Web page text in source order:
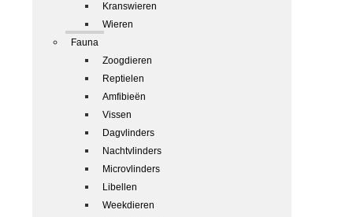
Kranswieren
Wieren
Fauna
Zoogdieren
Reptielen
Amfibieën
Vissen
Dagvlinders
Nachtvlinders
Microvlinders
Libellen
Weekdieren